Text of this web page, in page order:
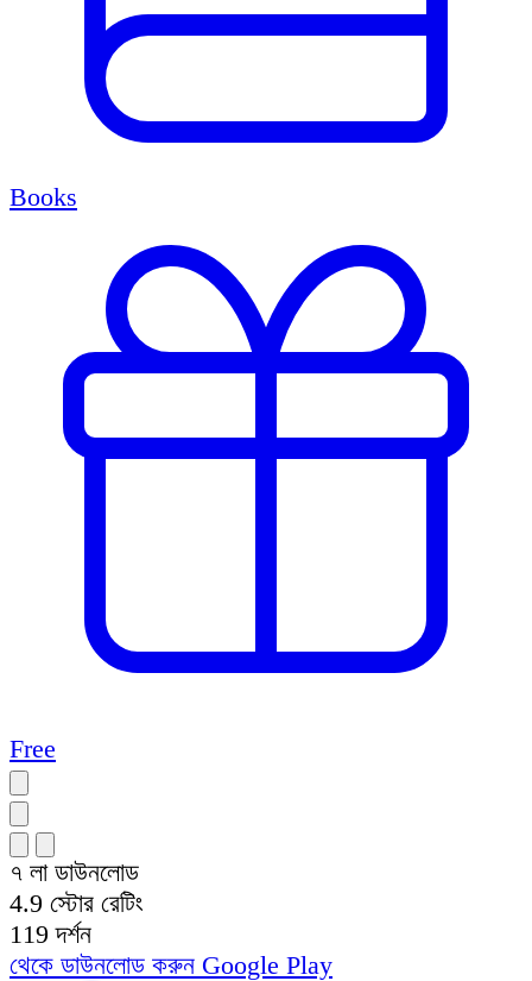
Books
Free
৭ লা ডাউনলোড
4.9 স্টোর রেটিং
119 দর্শন
থেকে ডাউনলোড করুন Google Play